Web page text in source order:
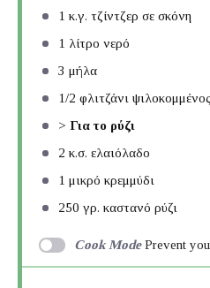
1 κ.γ. τζίντζερ σε σκόνη
1 λίτρο νερό
3 μήλα
1/2 φλιτζάνι
> Για το ρύζι
2 κ.σ. ελαιόλαδο
1 μικρό κρεμμύδι
250 γρ. καστανό ρύζι
Cook Mode Prevent